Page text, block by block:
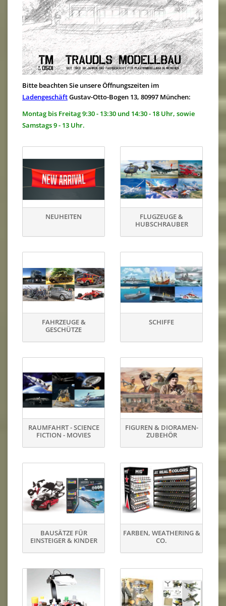
Bitte beachten Sie unsere Öffnungszeiten im
LadengeschäftGustav-Otto-Bogen 13, 80997 München:
Montag bis Freitag 9:30 - 13:30 und 14:30 - 18 Uhr, sowie
Samstags 9 - 13 Uhr.
NEUHEITEN
FLUGZEUGE &
HUBSCHRAUBER
FAHRZEUGE &
GESCHÜTZE
SCHIFFE
RAUMFAHRT - SCIENCE
FICTION - MOVIES
FIGUREN & DIORAMEN-
ZUBEHÖR
BAUSÄTZE FÜR
EINSTEIGER & KINDER
FARBEN, WEATHERING &
CO.